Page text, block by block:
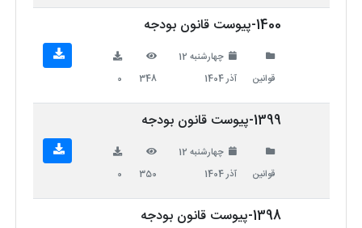
1400-پیوست قانون بودجه
قوانین
چهارشنبه 12
آذر 1404
348
0
1399-پیوست قانون بودجه
قوانین
چهارشنبه 12
آذر 1404
350
0
1398-پیوست قانون بودجه